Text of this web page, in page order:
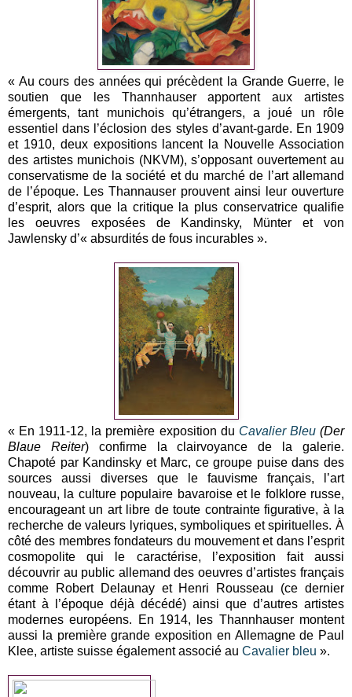
« Au cours des années qui précèdent la Grande Guerre, le
soutien que les Thannhauser apportent aux artistes
émergents, tant munichois qu’étrangers, a joué un rôle
essentiel dans l’éclosion des styles d’avant-garde. En 1909
et 1910, deux expositions lancent la Nouvelle Association
des artistes munichois (NKVM), s’opposant ouvertement au
conservatisme de la société et du marché de l’art allemand
de l’époque. Les Thannauser prouvent ainsi leur ouverture
d’esprit, alors que la critique la plus conservatrice qualifie
les oeuvres exposées de Kandinsky, Münter et von
Jawlensky d’« absurdités de fous incurables ».
« En 1911-12, la première exposition du Cavalier Bleu(Der
Blaue Reiter) confirme la clairvoyance de la galerie.
Chapoté par Kandinsky et Marc, ce groupe puise dans des
sources aussi diverses que le fauvisme français, l’art
nouveau, la culture populaire bavaroise et le folklore russe,
encourageant un art libre de toute contrainte figurative, à la
recherche de valeurs lyriques, symboliques et spirituelles. À
côté des membres fondateurs du mouvement et dans l’esprit
cosmopolite qui le caractérise, l’exposition fait aussi
découvrir au public allemand des oeuvres d’artistes français
comme Robert Delaunay et Henri Rousseau (ce dernier
étant à l’époque déjà décédé) ainsi que d’autres artistes
modernes européens. En 1914, les Thannhauser montent
aussi la première grande exposition en Allemagne de Paul
Klee, artiste suisse également associé au Cavalier bleu ».